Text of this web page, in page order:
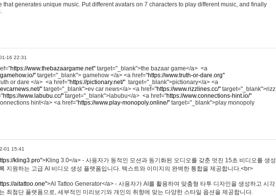
that generates unique music. Put different avatars on 7 characters to play different music, and finally
16 22:31
https://www.thebazaargame.net" target="_blank">the bazaar game</a> <a
" target="_blank"> gamehow </a> <a href="https://www.truth-or-dare.org"
or dare </a> <a href="https://pictionary.net/" target="_blank">pictionary</a> <a
" target="_blank">ev car news</a> <a href="https://www.rizzlines.cc/" target="_blank">rizz
https://www.labubu.cc/" target="_blank">labubu</a> <a href="https://www.connections-hint.io/"
hint</a> <a href="https://www.play-monopoly.online/" target="_blank">play monopoly
01 15:41
kling3.pro">Kling 3.0</a> - 사용자가 동적인 모션과 동기화된 오디오를 갖춘 멋진 15초 비디오를 생성
지원하는 고급 AI 비디오 생성 플랫폼입니다. 텍스트와 이미지의 완벽한 통합을 제공합니다.<br>
aitattoo.one">AI Tattoo Generator</a> - 사용자가 AI를 활용하여 맞춤형 타투 디자인을 생성하고 시각
최첨단 플랫폼으로, 세부적인 미리보기와 개인의 취향에 맞는 다양한 스타일 옵션을 제공합니다.